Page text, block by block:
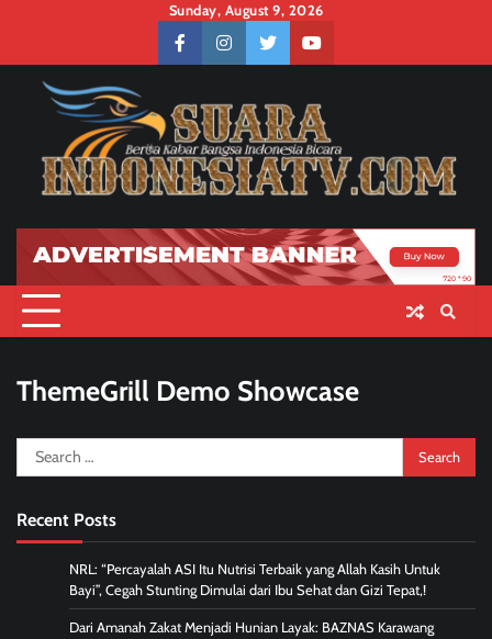
content
Sunday, August 9, 2026
facebookinstagramtwitteryoutube
ThemeGrill Demo Showcase
Search
for:
Recent Posts
NRL: “Percayalah ASI Itu Nutrisi Terbaik yang Allah Kasih Untuk
Bayi”, Cegah Stunting Dimulai dari Ibu Sehat dan Gizi Tepat,!
Dari Amanah Zakat Menjadi Hunian Layak: BAZNAS Karawang